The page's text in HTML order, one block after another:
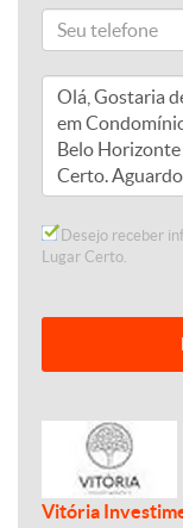
Desejo receber
Lugar Certo.
Vitória